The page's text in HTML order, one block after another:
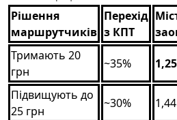
Рішення
маршрутчиків
Перехід
з КПТ
Тримають 20
грн
~35%
Підвищують до
25 грн
~30%